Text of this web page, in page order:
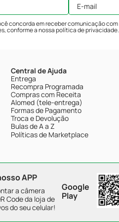
concorda em receber comunicação com
conforme a nossapolítica de privacidade.
Central de Ajuda
Entrega
Recompra Programada
Compras com Receita
Alomed (tele-entrega)
Formas de Pagamento
Troca e Devolução
Bulas de A a Z
Políticas de Marketplace
APP
a câmera
Code da loja de
do seu celular!
Google
Play